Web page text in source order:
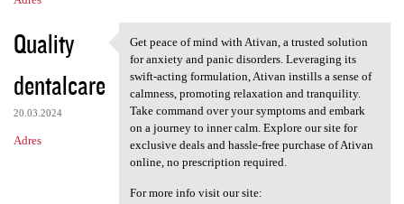
Quality
dentalcare
20.03.2024
Adres
Get peace of mind with Ativan
Get peace of mind with Ativan, a trusted solution
for anxiety and panic disorders. Leveraging its
swift-acting formulation, Ativan instills a sense of
calmness, promoting relaxation and tranquility.
Take command over your symptoms and embark
on a journey to inner calm. Explore our site for
exclusive deals and hassle-free purchase of Ativan
online, no prescription required.
For more info visit our site: